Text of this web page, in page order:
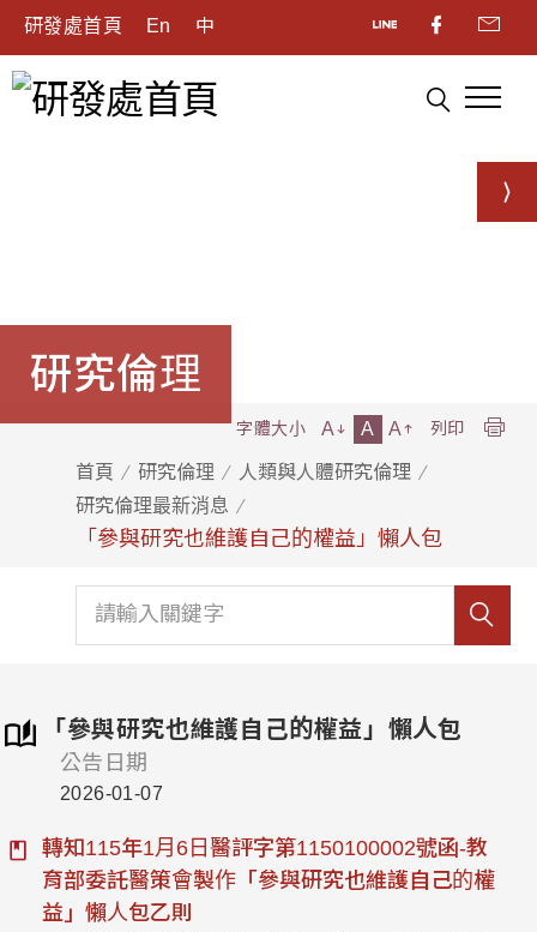
研發處首頁 En 中
研究倫理
首頁 研究倫理
人類與人體研究倫理
研究倫理最新消息
「參與研究也維護自己的權益」懶人包
字體大小 A A A 列印
「參與研究也維護自己的權益」懶人包
公告日期
2026-01-07
轉知115年1月6日醫評字第1150100002號函-教
育部委託醫策會製作「參與研究也維護自己的權
益」懶人包乙則